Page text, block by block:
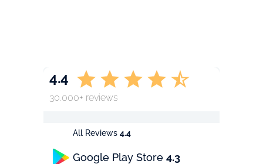
All Reviews 4.4
Google Play Store 4.3
4.4
30.000+ reviews